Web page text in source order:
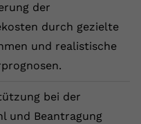
der
durch gezielte
und realistische
bei der
und Beantragung
Videos und